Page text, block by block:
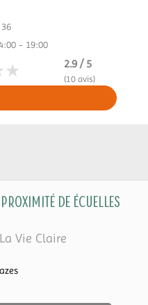
- 19:00
2.9 / 5
(10 avis)
de Écuelles
Vie Claire